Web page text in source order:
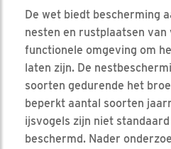
De wet biedt bescherming
nesten en rustplaatsen van
functionele omgeving om
laten zijn. De
soorten gedurende het
beperkt aantal soorten
ijsvogels zijn niet
beschermd. Nader